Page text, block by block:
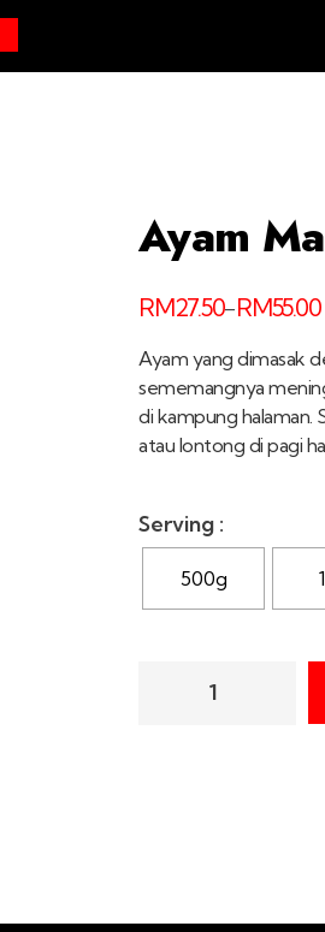
Ayam
RM27.50–RM55.00
Ayam yang dimasak
sememangnya
di kampung halaman.
atau lontong di pagi
Serving :
500g